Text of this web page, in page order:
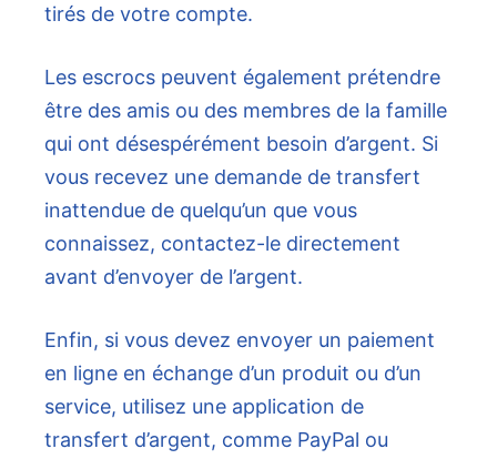
tirés de votre compte.
Les escrocs peuvent également prétendre
être des amis ou des membres de la famille
qui ont désespérément besoin d’argent. Si
vous recevez une demande de transfert
inattendue de quelqu’un que vous
connaissez, contactez-le directement
avant d’envoyer de l’argent.
Enfin, si vous devez envoyer un paiement
en ligne en échange d’un produit ou d’un
service, utilisez une application de
transfert d’argent, comme PayPal ou